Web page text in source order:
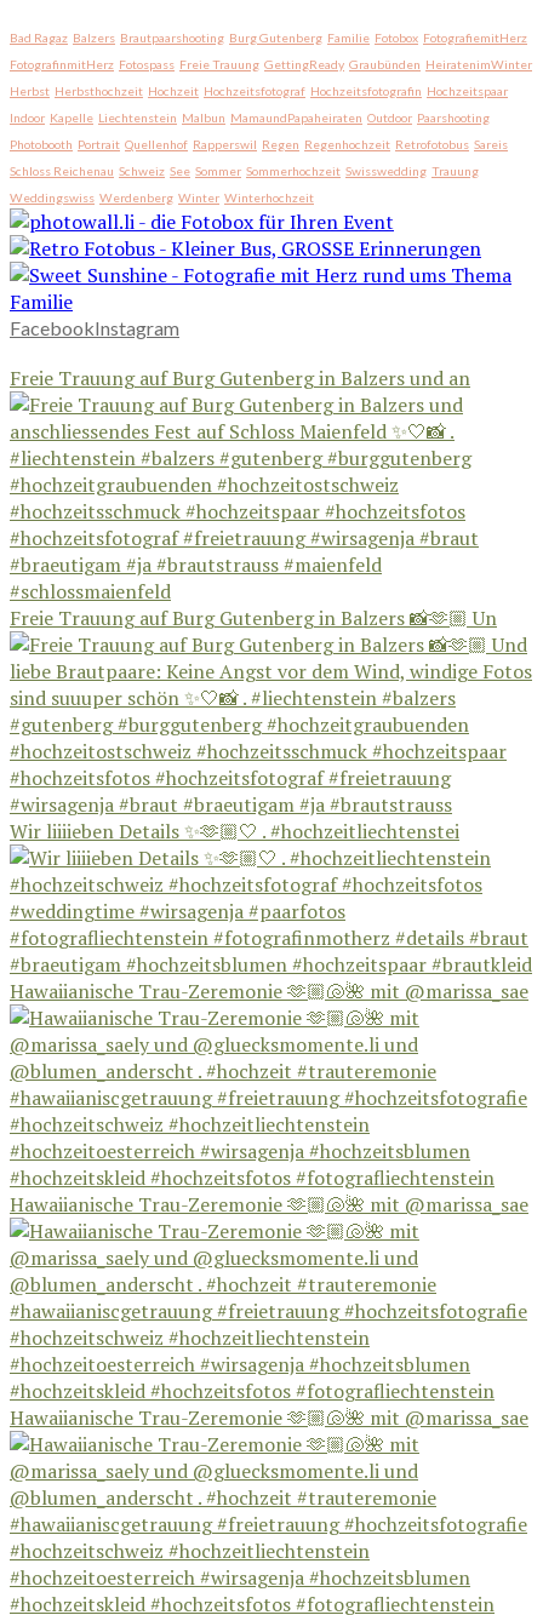
Bad Ragaz Balzers Brautpaarshooting Burg Gutenberg Familie Fotobox FotografiemitHerz
FotografinmitHerz Fotospass Freie Trauung GettingReady Graubünden HeiratenimWinter
Herbst Herbsthochzeit Hochzeit Hochzeitsfotograf Hochzeitsfotografin Hochzeitspaar
Indoor Kapelle Liechtenstein Malbun MamaundPapaheiraten Outdoor Paarshooting
Photobooth Portrait Quellenhof Rapperswil Regen Regenhochzeit Retrofotobus Sareis
Schloss Reichenau Schweiz See Sommer Sommerhochzeit Swisswedding Trauung
Weddingswiss Werdenberg Winter Winterhochzeit
FacebookInstagram
Freie Trauung auf Burg Gutenberg in Balzers und an
Freie Trauung auf Burg Gutenberg in Balzers 📸🫶🏼 Un
Wir liiiieben Details ✨🫶🏼🤍 . #hochzeitliechtenstei
Hawaiianische Trau-Zeremonie 🫶🏼🐚🌺 mit @marissa_sae
Hawaiianische Trau-Zeremonie 🫶🏼🐚🌺 mit @marissa_sae
Hawaiianische Trau-Zeremonie 🫶🏼🐚🌺 mit @marissa_sae